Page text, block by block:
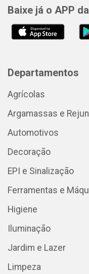
Baixe já o APP
Departamentos
Agrícolas
Argamassas e
Automotivos
Decoração
EPI e Sinalização
Ferramentas e
Higiene
Iluminação
Jardim e Lazer
Limpeza